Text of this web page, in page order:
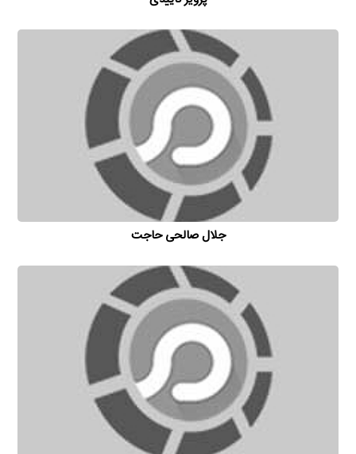
جلال صالحی حاجت